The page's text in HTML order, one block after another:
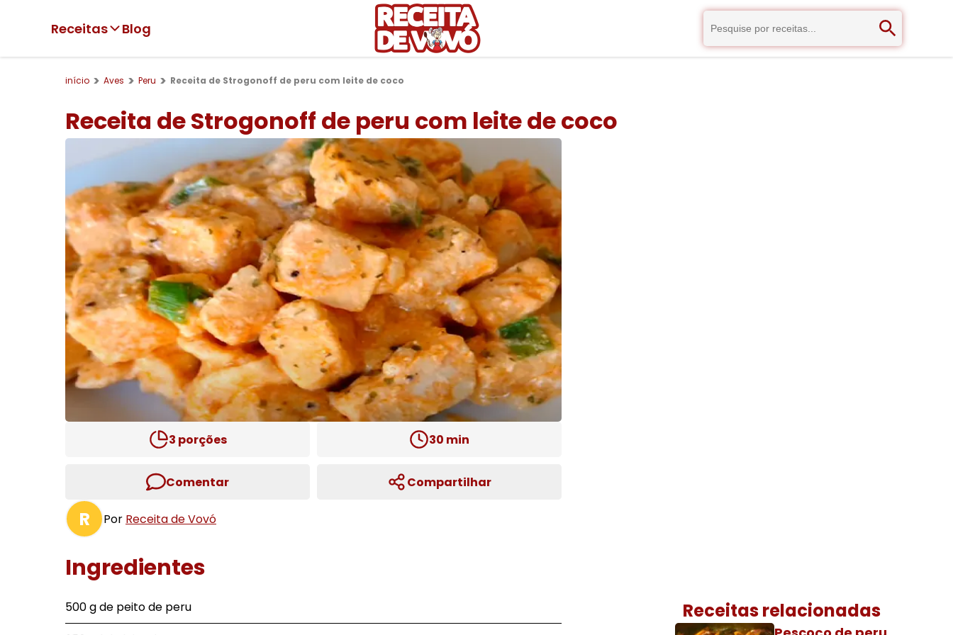
Receitas Blog
início Aves Peru Receita de Strogonoff de peru com leite de coco
Receita de Strogonoff de peru com leite de coco
3 porções 30 min
Comentar Compartilhar
R Por Receita de Vovó
Ingredientes
500 g de peito de peru
Receitas relacionadas